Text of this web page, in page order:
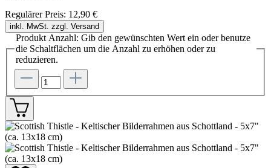
Regulärer Preis: 12,90 €
inkl. MwSt. zzgl. Versand
Produkt Anzahl: Gib den gewünschten Wert ein oder benutze
die Schaltflächen um die Anzahl zu erhöhen oder zu
reduzieren.